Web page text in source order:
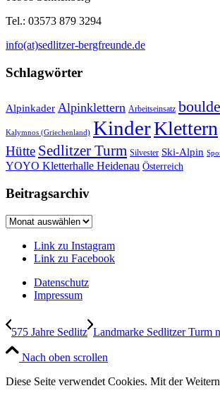
Tel.: 03573 879 3294
info(at)sedlitzer-bergfreunde.de
Schlagwörter
Alpinkader Alpinklettern Arbeitseinsatz
Kalymnos (Griechenland) KinderKlettern
Hütte Sedlitzer Turm Silvester Ski-Alpin
YOYO Kletterhalle Heidenau Österreich
Beitragsarchiv
Beitragsarchiv
Link zu Instagram
Link zu Facebook
Datenschutz
Impressum
575 Jahre Sedlitz Landmarke Sedlitzer Turm
Nach oben scrollen
Diese Seite verwendet Cookies. Mit der